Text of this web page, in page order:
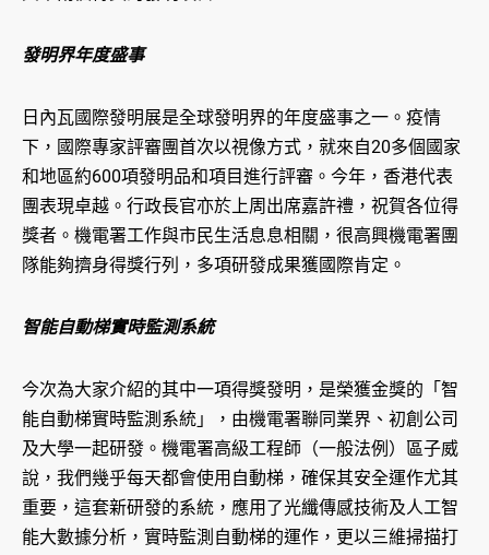
發明界年度盛事
日內瓦國際發明展是全球發明界的年度盛事之一。疫情
下，國際專家評審團首次以視像方式，就來自20多個國家
和地區約600項發明品和項目進行評審。今年，香港代表
團表現卓越。行政長官亦於上周出席嘉許禮，祝賀各位得
獎者。機電署工作與市民生活息息相關，很高興機電署團
隊能夠擠身得獎行列，多項研發成果獲國際肯定。
智能自動梯實時監測系統
今次為大家介紹的其中一項得獎發明，是榮獲金獎的「智
能自動梯實時監測系統」，由機電署聯同業界、初創公司
及大學一起研發。機電署高級工程師（一般法例）區子威
說，我們幾乎每天都會使用自動梯，確保其安全運作尤其
重要，這套新研發的系統，應用了光纖傳感技術及人工智
能大數據分析，實時監測自動梯的運作，更以三維掃描打